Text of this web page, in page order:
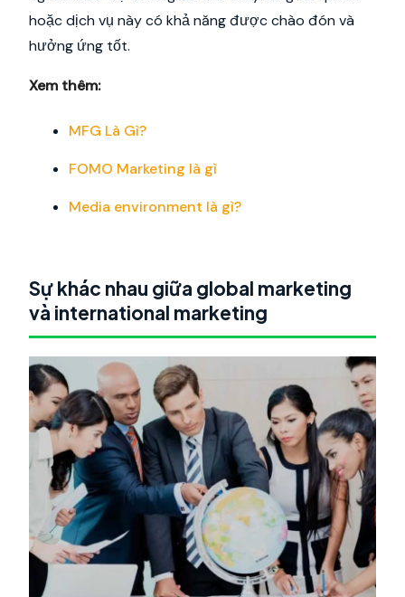
hoặc dịch vụ này có khả năng được chào đón và
hưởng ứng tốt.
Xem thêm:
MFG Là Gì?
FOMO Marketing là gì
Media environment là gì?
Sự khác nhau giữa global marketing
và international marketing